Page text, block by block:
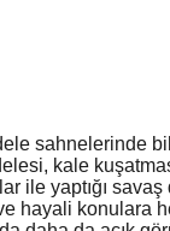
sahnelerinde
kale
yaptığı
hayali